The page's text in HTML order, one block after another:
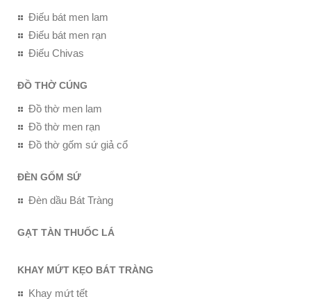
Điếu bát men lam
Điếu bát men rạn
Điếu Chivas
ĐỒ THỜ CÚNG
Đồ thờ men lam
Đồ thờ men rạn
Đồ thờ gốm sứ giả cổ
ĐÈN GỐM SỨ
Đèn dầu Bát Tràng
GẠT TÀN THUỐC LÁ
KHAY MỨT KẸO BÁT TRÀNG
Khay mứt tết